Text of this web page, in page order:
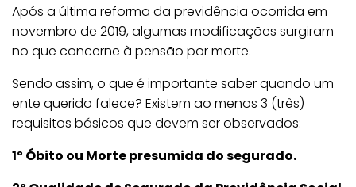
Após a última reforma da previdência ocorrida em
novembro de 2019, algumas modificações surgiram
no que concerne à pensão por morte.
Sendo assim, o que é importante saber quando um
ente querido falece? Existem ao menos 3 (três)
requisitos básicos que devem ser observados:
1º Óbito ou Morte presumida do segurado.